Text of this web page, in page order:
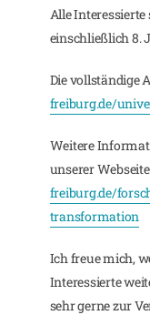
Alle Interessierte
einschließlich 8.
Die vollständige
freiburg.de/
Weitere
unserer
freiburg.de/
transformation
Ich freue mich,
Interessierte
sehr gerne zur